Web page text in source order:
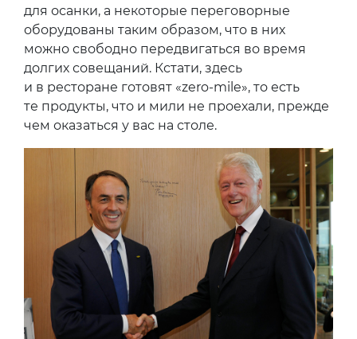
для осанки, а некоторые переговорные
оборудованы таким образом, что в них
можно свободно передвигаться во время
долгих совещаний. Кстати, здесь
и в ресторане готовят «zero-mile», то есть
те продукты, что и мили не проехали, прежде
чем оказаться у вас на столе.